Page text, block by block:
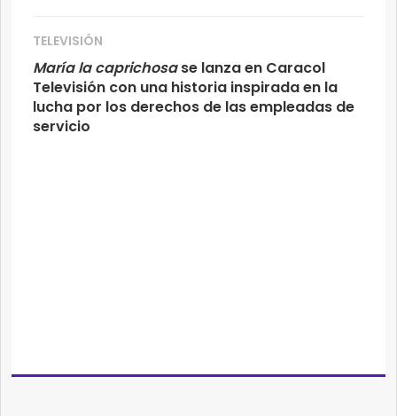
TELEVISIÓN
María la caprichosase lanza en Caracol
Televisión con una historia inspirada en la
lucha por los derechos de las empleadas de
servicio